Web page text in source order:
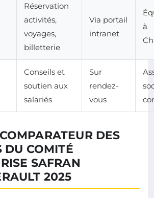
Réservation
activités,
voyages,
billetterie
Via portail
intranet
à
Conseils et
soutien aux
salariés
Sur
rendez-
vous
DES
DU COMITÉ
SAFRAN
2025